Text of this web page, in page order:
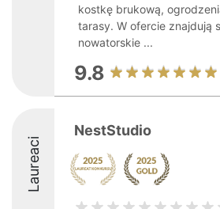
kostkę brukową,
tarasy. W ofercie znajdują
nowatorskie ...
9.8
Laureaci
NestStudio